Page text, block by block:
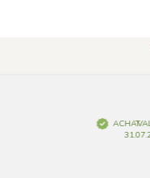
ACHAT VALIDÉ